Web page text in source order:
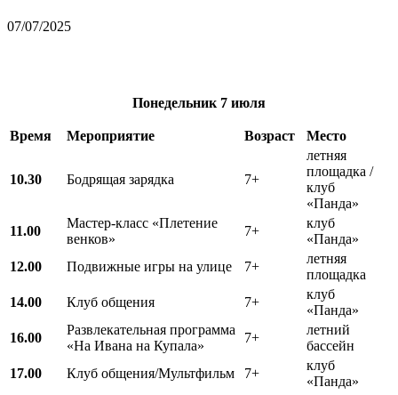
07/07/2025
Понедельник 7 июля
Время Мероприятие Возраст Место
10.30 Бодрящая зарядка 7+
летняя
площадка /
клуб
«Панда»
11.00
Мастер-класс «Плетение
венков»
7+
клуб
«Панда»
12.00
Подвижные игры на улице 7+
летняя
площадка
14.00
Клуб общения 7+
клуб
«Панда»
16.00
Развлекательная программа
«На Ивана на Купала»
7+
летний
бассейн
17.00
Клуб общения/Мультфильм 7+
клуб
«Панда»